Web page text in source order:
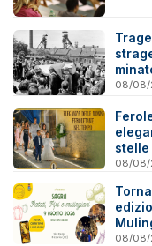
08/08/
stelle
08/08/
08/08/